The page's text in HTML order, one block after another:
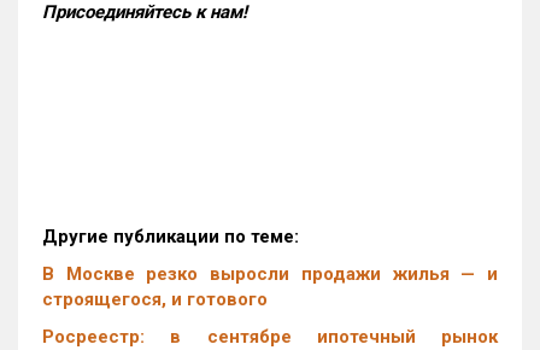
Присоединяйтесь к нам!
Другие публикации по теме:
В Москве резко выросли продажи жилья — и
строящегося, и готового
Росреестр: в сентябре ипотечный рынок